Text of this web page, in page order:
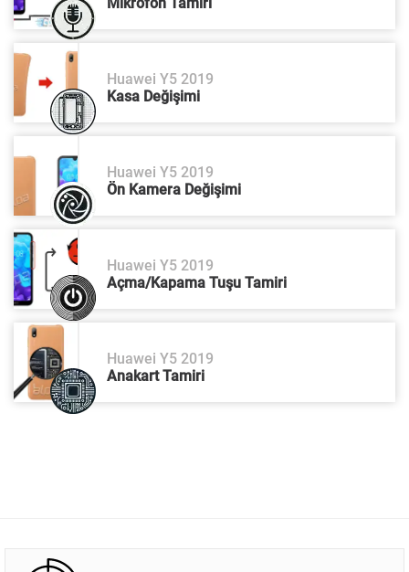
Huawei Y5 2019
Kasa Değişimi
Huawei Y5 2019
Ön Kamera Değişimi
Huawei Y5 2019
Açma/Kapama Tuşu Tamiri
Huawei Y5 2019
Anakart Tamiri